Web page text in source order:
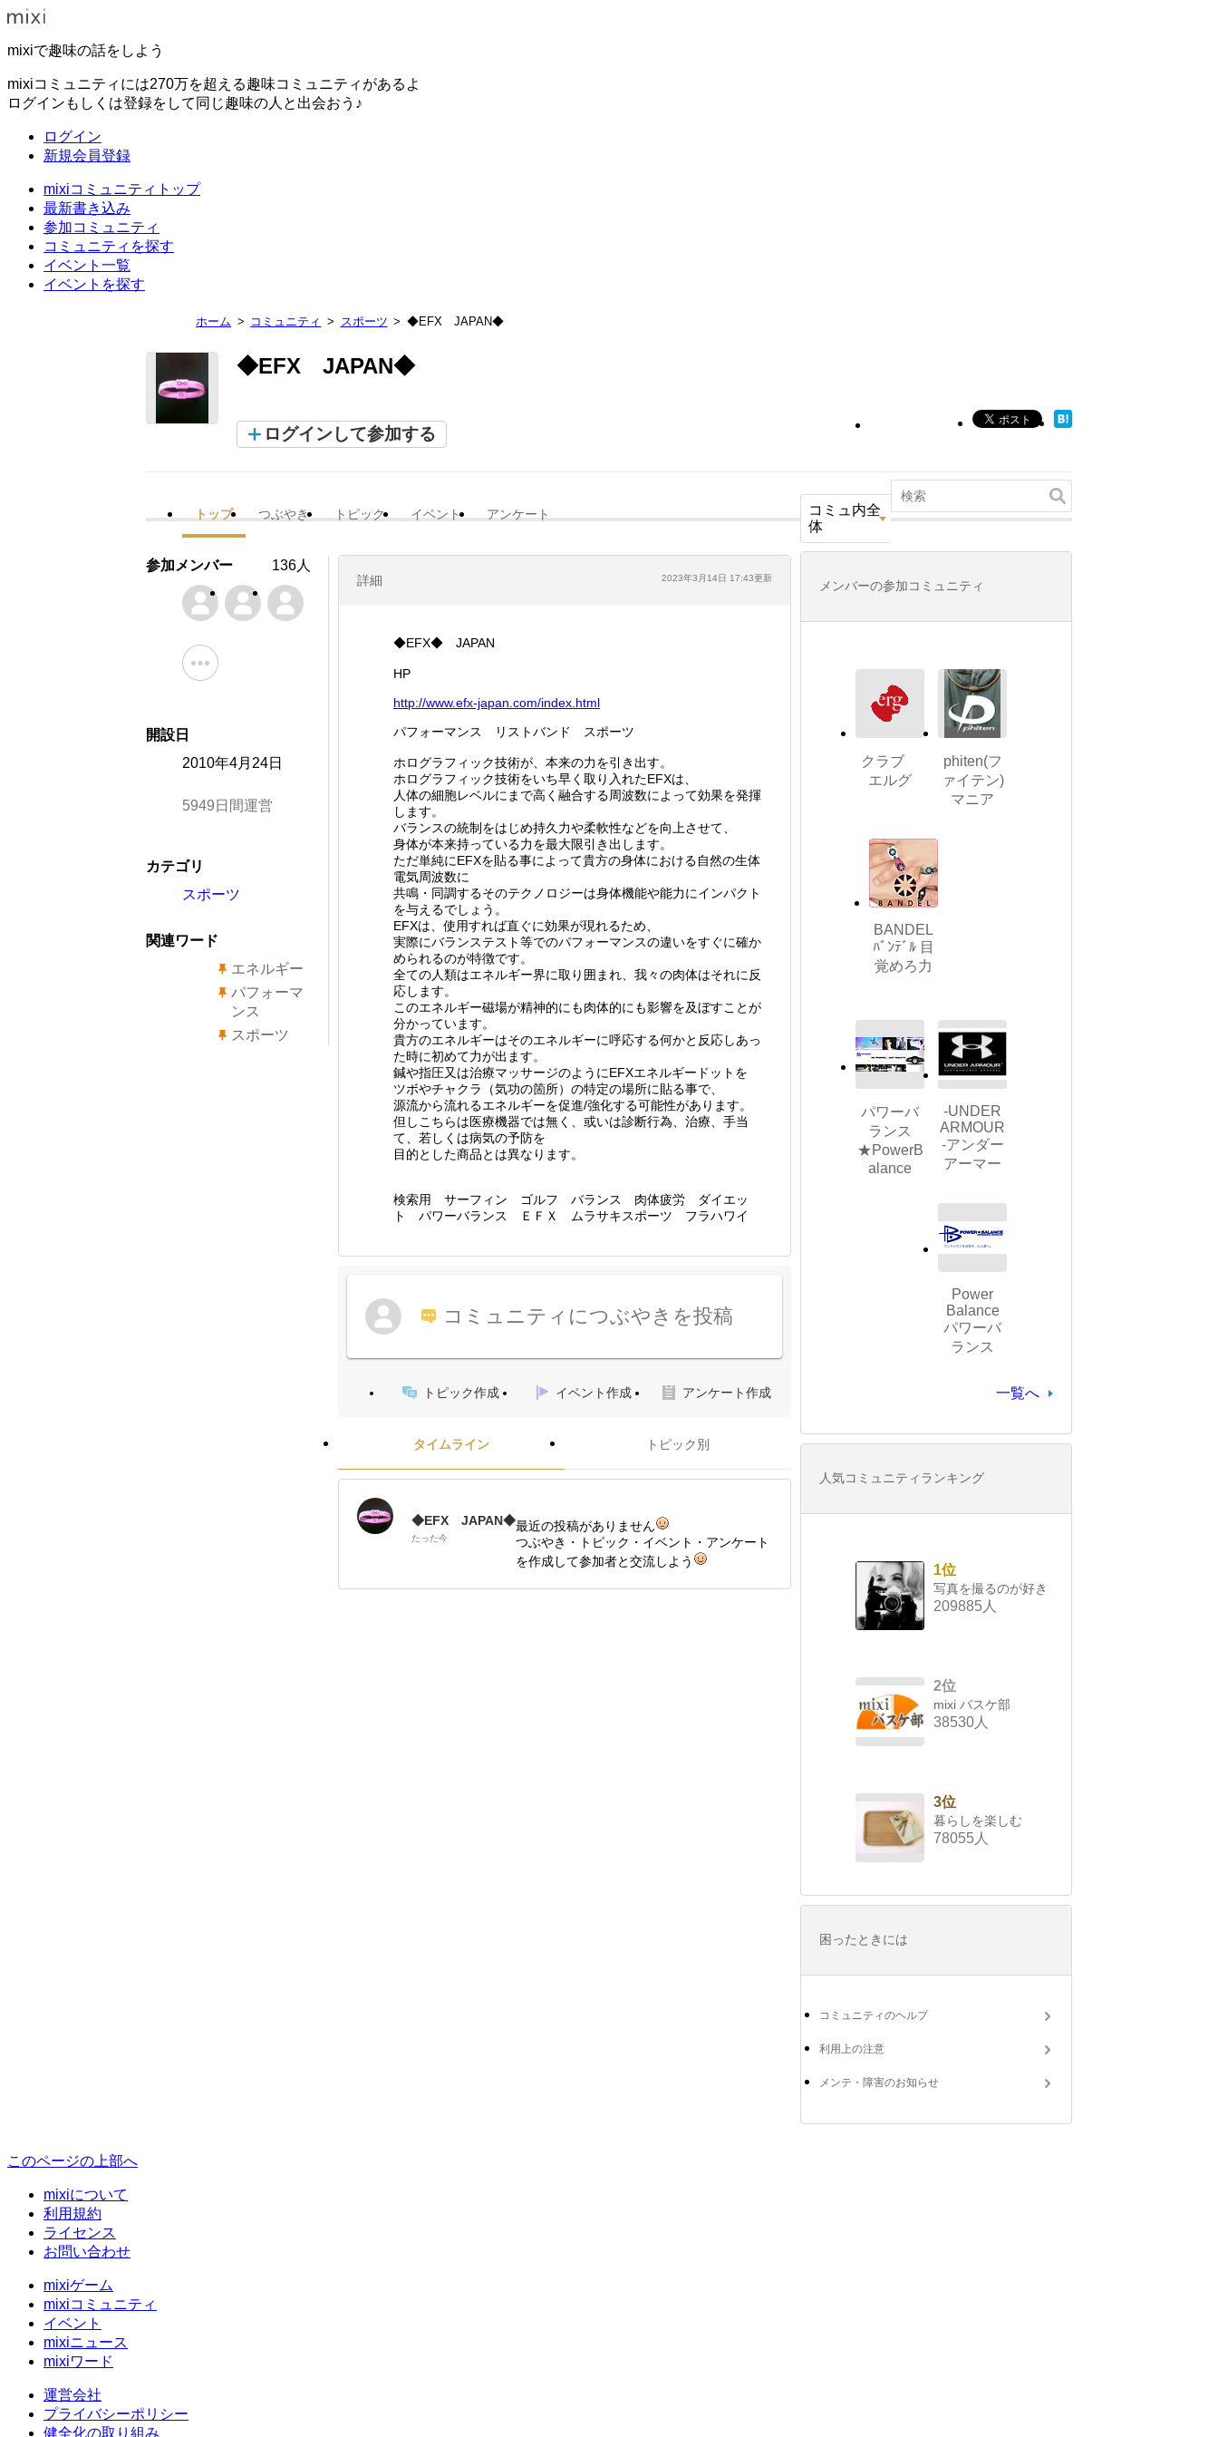
mixiで趣味の話をしよう
mixiコミュニティには270万を超える趣味コミュニティがあるよ
ログインもしくは登録をして同じ趣味の人と出会おう♪
ログイン
新規会員登録
mixiコミュニティトップ
最新書き込み
参加コミュニティ
コミュニティを探す
イベント一覧
イベントを探す
ホーム コミュニティ スポーツ ◆EFX JAPAN◆
◆EFX JAPAN◆
ログインして参加する
トップ つぶやき トピック イベント アンケート
コミュ内全
体
詳細 2023年3月14日 17:43更新
◆EFX◆ JAPAN
HP
http://www.efx-japan. com/index.html
パフォーマンス リストバンド スポーツ
ホログラフィック技術が、本来の力を引き出す。
ホログラフィック技術をいち早く取り入れたEFXは、
人体の細胞レベルにまで高く融合する周波数によって効果を発揮
します。
バランスの統制をはじめ持久力や柔軟性などを向上させて、
身体が本来持っている力を最大限引き出します。
ただ単純にEFXを貼る事によって貴方の身体における自然の生体
電気周波数に
共鳴・同調するそのテクノロジーは身体機能や能力にインパクト
を与えるでしょう。
EFXは、使用すれば直ぐに効果が現れるため、
実際にバランステスト等でのパフォーマンスの違いをすぐに確か
められるのが特徴です。
全ての人類はエネルギー界に取り囲まれ、我々の肉体はそれに反
応します。
このエネルギー磁場が精神的にも肉体的にも影響を及ぼすことが
分かっています。
貴方のエネルギーはそのエネルギーに呼応する何かと反応しあっ
た時に初めて力が出ます。
鍼や指圧又は治療マッサージのようにEFXエネルギードットを
ツボやチャクラ（気功の箇所）の特定の場所に貼る事で、
源流から流れるエネルギーを促進/強化する可能性があります。
但しこちらは医療機器では無く、或いは診断行為、治療、手当
て、若しくは病気の予防を
目的とした商品とは異なります。
検索用 サーフィン ゴルフ バランス 肉体疲労 ダイエッ
ト パワーバランス ＥＦＸ ムラサキスポーツ フラハワイ
コミュニティにつぶやきを投稿
トピック作成 イベント作成 アンケート作成
タイムライン トピック別
◆EFX JAPAN◆
たった今
最近の投稿がありません
つぶやき・トピック・イベント・アンケート
を作成して参加者と交流しよう
参加メンバー 136人
開設日
2010年4月24日
5949日間運営
カテゴリ
スポーツ
関連ワード
エネルギー
パフォーマ
ンス
スポーツ
メンバーの参加コミュニティ
クラブ
エルグ
phiten(フ
ァイテン)
マニア
BANDEL
ﾊﾞﾝﾃﾞﾙ 目
覚めろ力
パワーバ
ランス
★PowerB
alance
-UNDER
ARMOUR
-アンダー
アーマー
Power
Balance
パワーバ
ランス
一覧へ
人気コミュニティランキング
1位
写真を撮るのが好き
209885人
2位
mixi バスケ部
38530人
3位
暮らしを楽しむ
78055人
困ったときには
コミュニティのヘルプ
利用上の注意
メンテ・障害のお知らせ
このページの上部へ
mixiについて
利用規約
ライセンス
お問い合わせ
mixiゲーム
mixiコミュニティ
イベント
mixiニュース
mixiワード
運営会社
プライバシーポリシー
健全化の取り組み